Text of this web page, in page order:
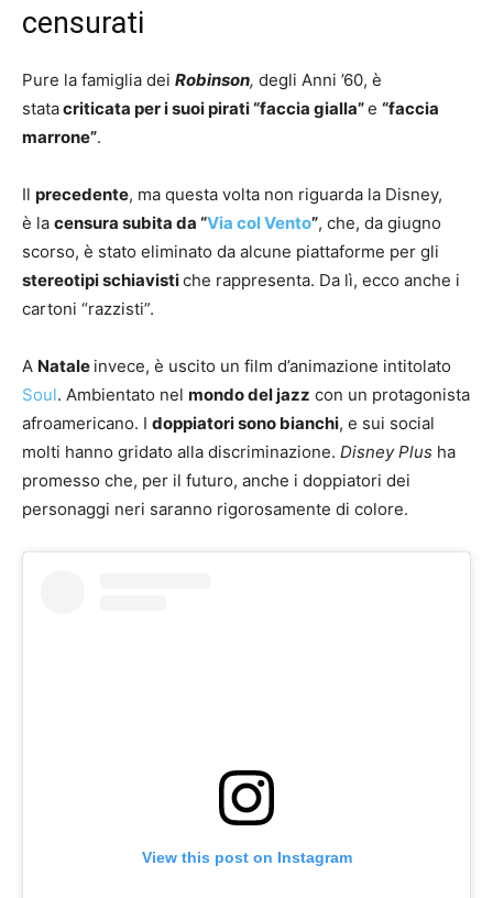
censurati
Pure la famiglia dei Robinson, degli Anni ’60, è
statacriticata per i suoi pirati “faccia gialla”e “faccia
marrone”.
Il precedente, ma questa volta non riguarda la Disney,
è la censura subita da “Via col Vento”, che, da giugno
scorso, è stato eliminato da alcune piattaforme per gli
stereotipi schiavistiche rappresenta. Da lì, ecco anche i
cartoni “razzisti”.
A Natale invece, è uscito un film d’animazione intitolato
Soul. Ambientato nel mondo del jazz con un protagonista
afroamericano. I doppiatori sono bianchi, e sui social
molti hanno gridato alla discriminazione. Disney Plus ha
promesso che, per il futuro, anche i doppiatori dei
personaggi neri saranno rigorosamente di colore.
View this post on Instagram